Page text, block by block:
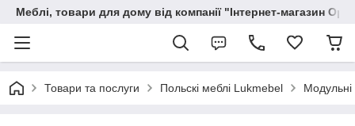
Меблі, товари для дому від компанії "Інтернет-магазин
Товари та послуги Польскі меблі Lukmebel